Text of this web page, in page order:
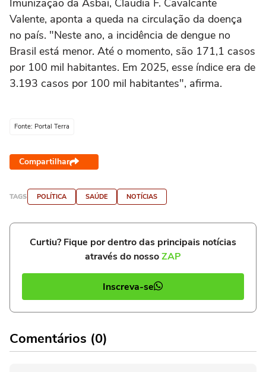
Imunização da Asbai, Claudia F. Cavalcante
Valente, aponta a queda na circulação da doença
no país. "Neste ano, a incidência de dengue no
Brasil está menor. Até o momento, são 171,1 casos
por 100 mil habitantes. Em 2025, esse índice era de
3.193 casos por 100 mil habitantes", afirma.
Fonte: Portal Terra
Compartilhar
TAGS POLÍTICA SAÚDE NOTÍCIAS
Curtiu? Fique por dentro das principais notícias
através do nossoZAP
Inscreva-se
Comentários (0)